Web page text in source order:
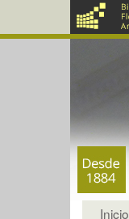
Inicio